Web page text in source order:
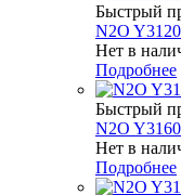
Быстрый
N2O
Нет в
Подробнее
Быстрый
N2O
Нет в
Подробнее